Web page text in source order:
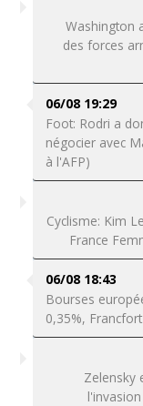
Washington
des forces
06/08 19:29
Foot: Rodri a
négocier avec
à l'AFP)
Cyclisme: Kim
France
06/08 18:43
Bourses
0,35%,
Zelensky